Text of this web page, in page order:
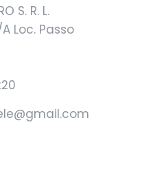
S. R. L.
Loc. Passo